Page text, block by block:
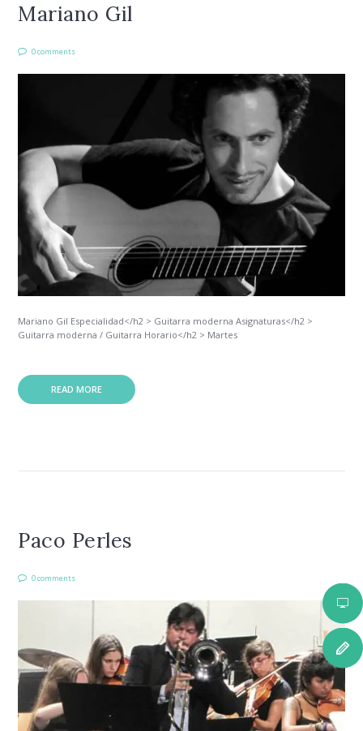
Mariano Gil
0 comments
Mariano Gil Especialidad</h2 > Guitarra moderna Asignaturas</h2 >
Guitarra moderna / Guitarra Horario</h2 > Martes
READ MORE
Paco Perles
0 comments